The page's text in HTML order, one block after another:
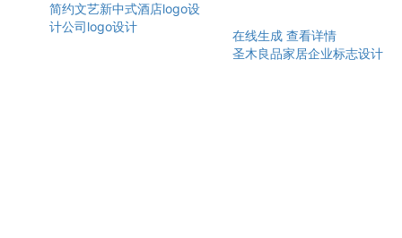
简约文艺新中式酒店logo设
计公司logo设计
在线生成 查看详情
圣木良品家居企业标志设计